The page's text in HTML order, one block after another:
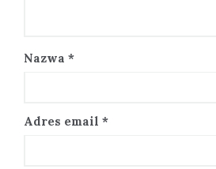
Nazwa *
Adres email *